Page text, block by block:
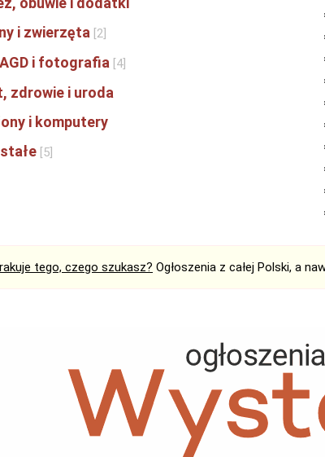
i zwierzęta [2]
AGD i fotografia [4]
zdrowie i uroda
i komputery
[5]
tego, czego szukasz? Ogłoszenia z całej Polski, a